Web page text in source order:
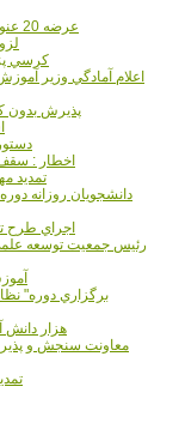
عرضه 20 عنوان کتاب با موضوع سبک زندگي به دانشگاه‌ها
18
اعلام آمادگي وزير
پذيرش بدون
اخطار : سقف
تمدید
دانشجويان روزانه
اجراي طرح
رئيس جمعيت توسعه
برگزاري دوره"
40 هزار
معاونت سنجش و